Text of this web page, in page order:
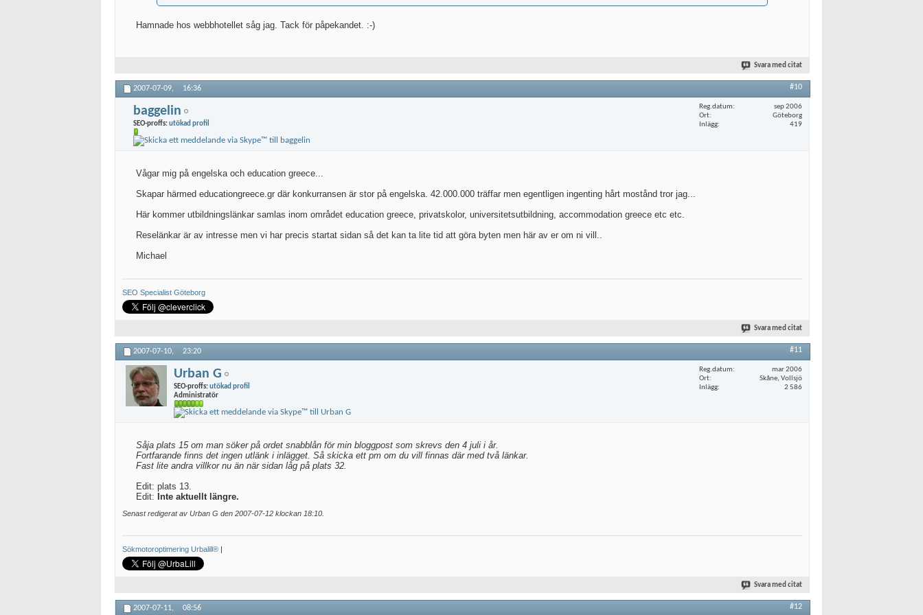
Hamnade hos webbhotellet såg jag. Tack för påpekandet. :-)
Svara med citat
2007-07-09, 16:36 #10
baggelin
SEO-proffs:utökad profil
Reg.datum
sep 2006
Ort
Göteborg
Inlägg
419
Vågar mig på engelska och education greece...
Skapar härmed educationgreece.gr där konkurransen är stor på engelska. 42.000.000 träffar men egentligen ingenting hårt mostånd tror jag...
Här kommer utbildningslänkar samlas inom området education greece, privatskolor, universitetsutbildning, accommodation greece etc etc.
Reselänkar är av intresse men vi har precis startat sidan så det kan ta lite tid att göra byten men här av er om ni vill..
Michael
SEO Specialist Göteborg
Svara med citat
2007-07-10, 23:20 #11
Urban G
SEO-proffs:utökad profil
Administratör
Reg.datum
mar 2006
Ort
Skåne, Vollsjö
Inlägg
2 586
Såja plats 15 om man söker på ordet snabblån för min bloggpost som skrevs den 4 juli i år.
Fortfarande finns det ingen utlänk i inlägget. Så skicka ett pm om du vill finnas där med två länkar.
Fast lite andra villkor nu än när sidan låg på plats 32.
Edit: plats 13.
Edit: Inte aktuellt längre.
Senast redigerat av Urban G den 2007-07-12 klockan 18:10
Sökmotoroptimering Urbalill® |
Svara med citat
2007-07-11, 08:56 #12